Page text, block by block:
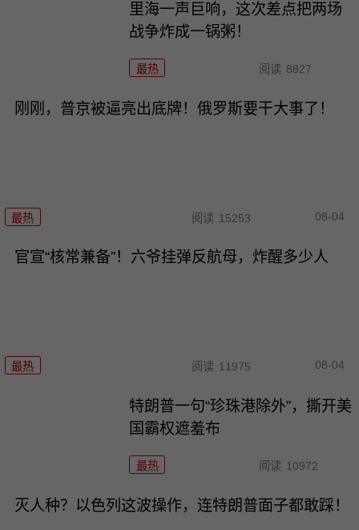
里海一声巨响，这次差点把两场
战争炸成一锅粥！
最热 阅读 8827
刚刚，普京被逼亮出底牌！俄罗斯要干大事了！
最热 阅读 15253 08-04
官宣“核常兼备”！六爷挂弹反航母，炸醒多少人
最热 阅读 11975 08-04
特朗普一句“珍珠港除外”，撕开美
国霸权遮羞布
最热 阅读 10972
灭人种？以色列这波操作，连特朗普面子都敢踩！